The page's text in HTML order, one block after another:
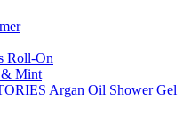
Roll-On
& Mint
Argan Oil Shower Gel